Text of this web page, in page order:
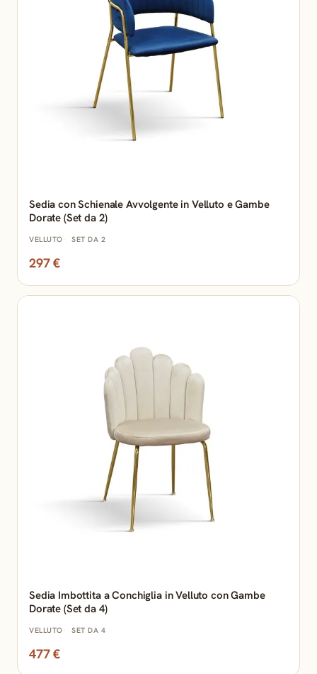
Sedia con Schienale Avvolgente in Velluto e Gambe
Dorate (Set da 2)
VELLUTO SET DA 2
297 €
Sedia Imbottita a Conchiglia in Velluto con Gambe
Dorate (Set da 4)
VELLUTO SET DA 4
477 €